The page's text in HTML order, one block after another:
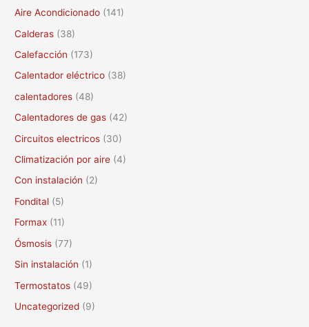
c
o
r
:
Aire Acondicionado (141)
Calderas (38)
Calefacción (173)
Calentador eléctrico (38)
calentadores (48)
Calentadores de gas (42)
Circuitos electricos (30)
Climatización por aire (4)
Con instalación (2)
Fondital (5)
Formax (11)
Ósmosis (77)
Sin instalación (1)
Termostatos (49)
Uncategorized (9)